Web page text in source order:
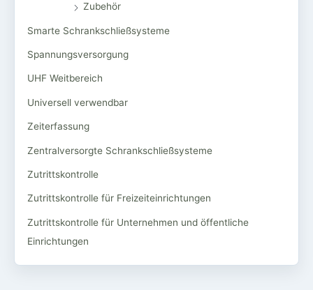
Zubehör
Smarte Schrankschließsysteme
Spannungsversorgung
UHF Weitbereich
Universell verwendbar
Zeiterfassung
Zentralversorgte Schrankschließsysteme
Zutrittskontrolle
Zutrittskontrolle für Freizeiteinrichtungen
Zutrittskontrolle für Unternehmen und öffentliche
Einrichtungen